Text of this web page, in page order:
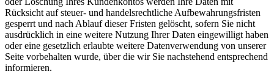
Rücksicht auf steuer- und handelsrechtliche Aufbewahrungsfristen
gesperrt und nach Ablauf dieser Fristen gelöscht, sofern Sie nicht
ausdrücklich in eine weitere Nutzung Ihrer Daten eingewilligt haben
oder eine gesetzlich erlaubte weitere Datenverwendung von unserer
Seite vorbehalten wurde, über die wir Sie nachstehend entsprechend
informieren.